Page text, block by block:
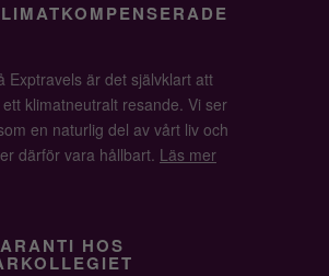
Exptravels är det självklart att
klimatneutralt resande. Vi ser
en naturlig del av vårt liv och
därför vara hållbart. Läs mer
HOS